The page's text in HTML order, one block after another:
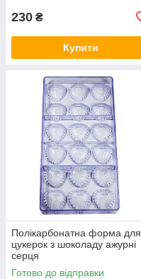
230 ₴
Купити
Полікарбонатна форма для
цукерок з шоколаду ажурні
серця
Готово до відправки